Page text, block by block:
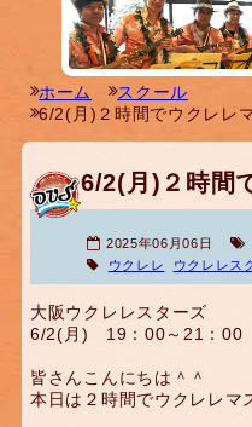
ホーム
スクール
6/2(月)２時間でウクレレ
6/2(月)２時間
2025年06月06日
ウクレレ
ウクレレス
大阪ウクレレスターズ
6/2(月) 19：00～21：00
皆さんこんにちは＾＾
本日は２時間でウクレレマ